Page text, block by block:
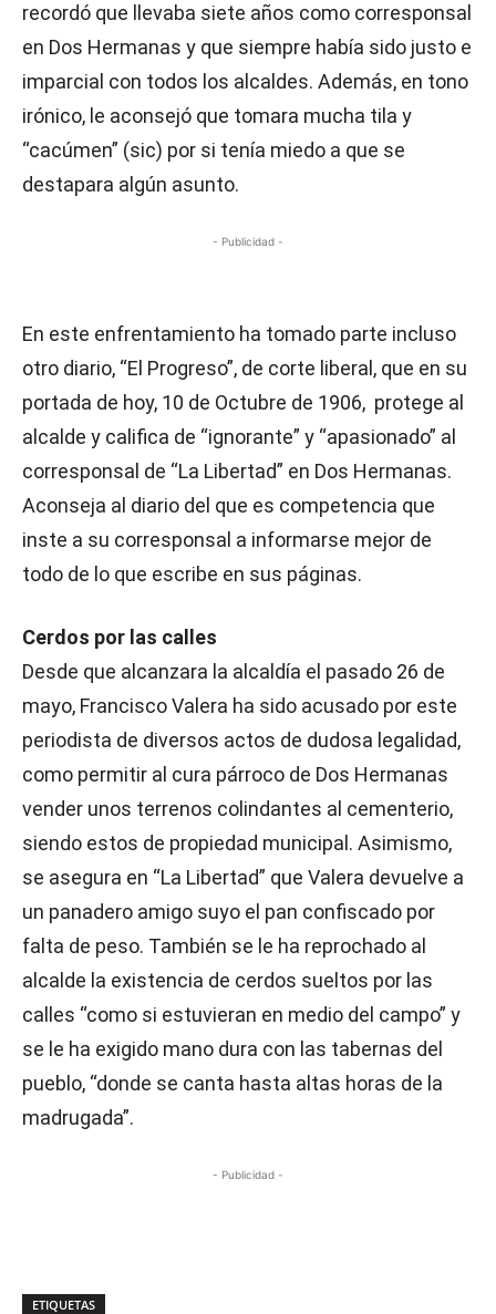
recordó que llevaba siete años como corresponsal
en Dos Hermanas y que siempre había sido justo e
imparcial con todos los alcaldes. Además, en tono
irónico, le aconsejó que tomara mucha tila y
“cacúmen” (sic) por si tenía miedo a que se
destapara algún asunto.
- Publicidad -
En este enfrentamiento ha tomado parte incluso
otro diario, “El Progreso”, de corte liberal, que en su
portada de hoy, 10 de Octubre de 1906, protege al
alcalde y califica de “ignorante” y “apasionado” al
corresponsal de “La Libertad” en Dos Hermanas.
Aconseja al diario del que es competencia que
inste a su corresponsal a informarse mejor de
todo de lo que escribe en sus páginas.
Cerdos por las calles
Desde que alcanzara la alcaldía el pasado 26 de
mayo, Francisco Valera ha sido acusado por este
periodista de diversos actos de dudosa legalidad,
como permitir al cura párroco de Dos Hermanas
vender unos terrenos colindantes al cementerio,
siendo estos de propiedad municipal. Asimismo,
se asegura en “La Libertad” que Valera devuelve a
un panadero amigo suyo el pan confiscado por
falta de peso. También se le ha reprochado al
alcalde la existencia de cerdos sueltos por las
calles “como si estuvieran en medio del campo” y
se le ha exigido mano dura con las tabernas del
pueblo, “donde se canta hasta altas horas de la
madrugada”.
- Publicidad -
ETIQUETAS